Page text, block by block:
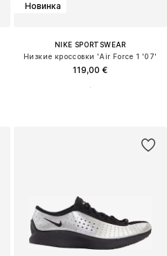
Новинка
NIKE SPORTSWEAR
Низкие кроссовки 'Air Force 1 '07'
119,00 €